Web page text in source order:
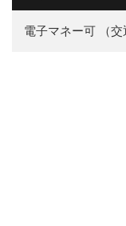
電子マネー可 （交